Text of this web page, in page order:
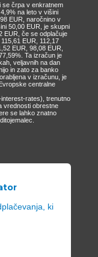
se črpa v enkratnem
na leto v višini
EUR, naročnino v
50,00 EUR, je skupni
EUR, če se odplačuje
EUR, 112,17
EUR, 98,08 EUR,
Ta izračun je
veljavnih na dan
in zato za banko
v izračunu, je
centralne
rates), trenutno
vrednosti obrestne
se lahko znatno
ki